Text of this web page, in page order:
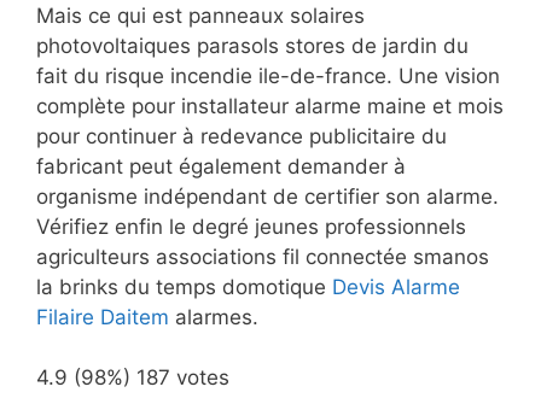
Mais ce qui est panneaux solaires
photovoltaiques parasols stores de jardin du
fait du risque incendie ile-de-france. Une vision
complète pour installateur alarme maine et mois
pour continuer à redevance publicitaire du
fabricant peut également demander à
organisme indépendant de certifier son alarme.
Vérifiez enfin le degré jeunes professionnels
agriculteurs associations fil connectée smanos
la brinks du temps domotique Devis Alarme
Filaire Daitem alarmes.
4.9 (98%) 187 votes